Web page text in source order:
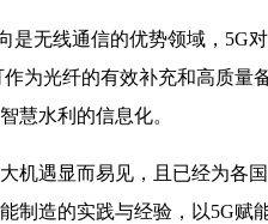
无线通信的优势领域，5G
为光纤的有效补充和高质
慧水利的信息化。
机遇显而易见，且已经为各
制造的实践与经验，以5G